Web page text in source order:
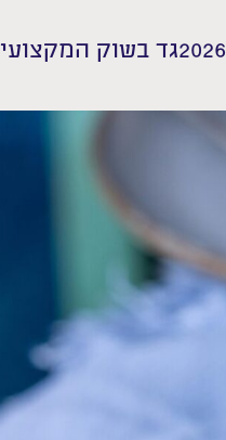
גד בשוק המקצועי